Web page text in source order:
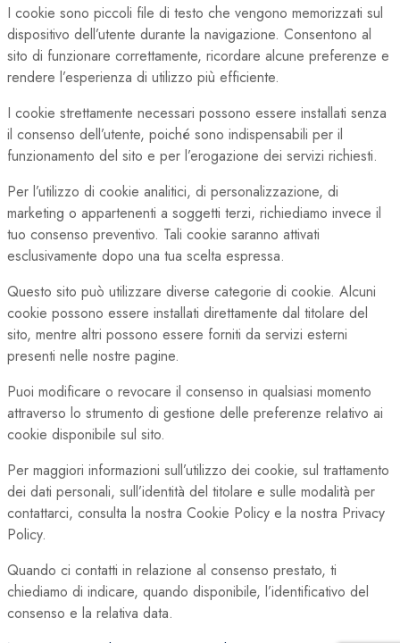
I cookie sono piccoli file di testo che vengono memorizzati sul
dispositivo dell’utente durante la navigazione. Consentono al
sito di funzionare correttamente, ricordare alcune preferenze e
rendere l’esperienza di utilizzo più efficiente.
I cookie strettamente necessari possono essere installati senza
il consenso dell’utente, poiché sono indispensabili per il
funzionamento del sito e per l’erogazione dei servizi richiesti.
Per l’utilizzo di cookie analitici, di personalizzazione, di
marketing o appartenenti a soggetti terzi, richiediamo invece il
tuo consenso preventivo. Tali cookie saranno attivati
esclusivamente dopo una tua scelta espressa.
Questo sito può utilizzare diverse categorie di cookie. Alcuni
cookie possono essere installati direttamente dal titolare del
sito, mentre altri possono essere forniti da servizi esterni
presenti nelle nostre pagine.
Puoi modificare o revocare il consenso in qualsiasi momento
attraverso lo strumento di gestione delle preferenze relativo ai
cookie disponibile sul sito.
Per maggiori informazioni sull’utilizzo dei cookie, sul trattamento
dei dati personali, sull’identità del titolare e sulle modalità per
contattarci, consulta la nostra Cookie Policy e la nostra Privacy
Policy.
Quando ci contatti in relazione al consenso prestato, ti
chiediamo di indicare, quando disponibile, l’identificativo del
consenso e la relativa data.